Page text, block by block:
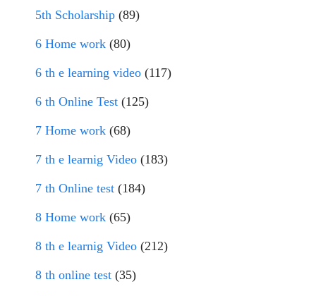
5th Scholarship (89)
6 Home work (80)
6 th e learning video (117)
6 th Online Test (125)
7 Home work (68)
7 th e learnig Video (183)
7 th Online test (184)
8 Home work (65)
8 th e learnig Video (212)
8 th online test (35)